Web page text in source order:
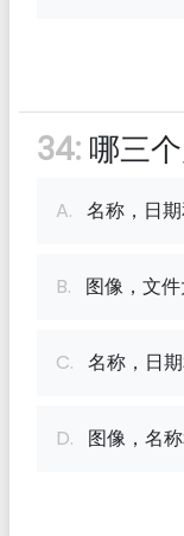
34: 哪三
A. 名称，日期
B. 图像，文件
C. 名称，日期
D. 图像，名称